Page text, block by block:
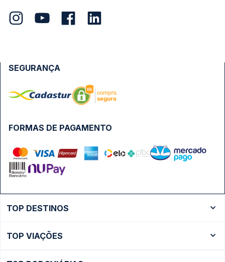
FORMAS DE PAGAMENTO
SEGURANÇA
TOP DESTINOS
Ônibus São Paulo
TOP VIAÇÕES